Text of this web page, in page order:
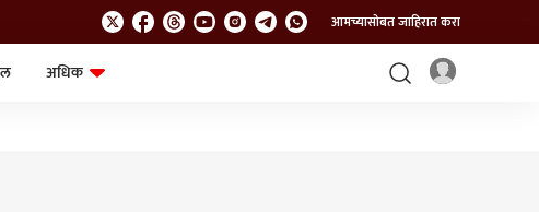
आमच्यासोबत जाहिरात करा
अधिक